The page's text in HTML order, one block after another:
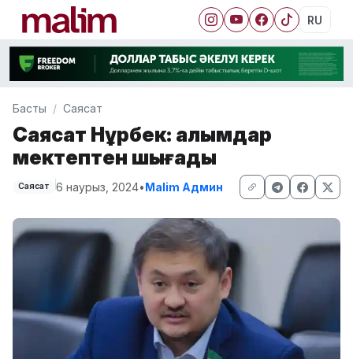
RU
Басты Саясат
Саясат Нұрбек: Ғалымдар
мектептен шығады
Саясат 6 наурыз, 2024•Malim Админ